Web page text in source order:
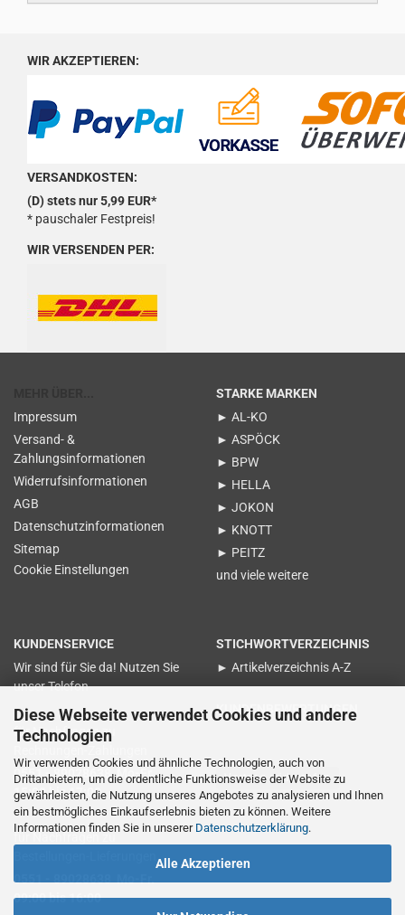
Diese Webseite verwendet Cookies und andere
Technologien
Wir verwenden Cookies und ähnliche Technologien, auch von
Drittanbietern, um die ordentliche Funktionsweise der Website zu
gewährleisten, die Nutzung unseres Angebotes zu analysieren und Ihnen
ein bestmögliches Einkaufserlebnis bieten zu können. Weitere
Informationen finden Sie in unserer Datenschutzerklärung.
Alle Akzeptieren
WIR AKZEPTIEREN:
VERSANDKOSTEN:
(D) stets nur 5,99 EUR*
* pauschaler Festpreis!
WIR VERSENDEN PER:
Impressum
Versand- &
Zahlungsinformationen
Widerrufsinformationen
AGB
Datenschutzinformationen
Sitemap
Cookie Einstellungen
STARKE MARKEN
► AL-KO
► ASPÖCK
► BPW
► HELLA
► JOKON
► KNOTT
► PEITZ
und viele weitere
KUNDENSERVICE
Wir sind für Sie da! Nutzen Sie
unser Telefon
für Nachfragen zu
0551 - 89028638 Mo-Fr.
15:00 bis 17:00
0551 - 89028638 Mo-Fr.
09:00 bis 16:00
STICHWORTVERZEICHNIS
► Artikelverzeichnis A-Z
KUNDENBEWERTUNGEN
Vertrag widerrufen